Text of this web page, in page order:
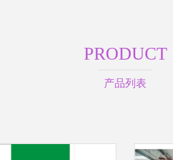
PRODUCT
产品列表